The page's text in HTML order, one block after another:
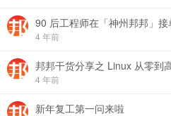
4 年前
邦邦干货分享之 Linux 从零到
4 年前
新年复工第一问来啦